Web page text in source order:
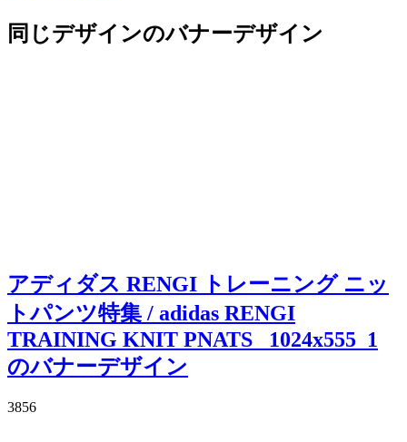
同じデザインのバナーデザイン
アディダス RENGI トレーニング ニッ
トパンツ特集 / adidas RENGI
TRAINING KNIT PNATS _1024x555_1
のバナーデザイン
3856